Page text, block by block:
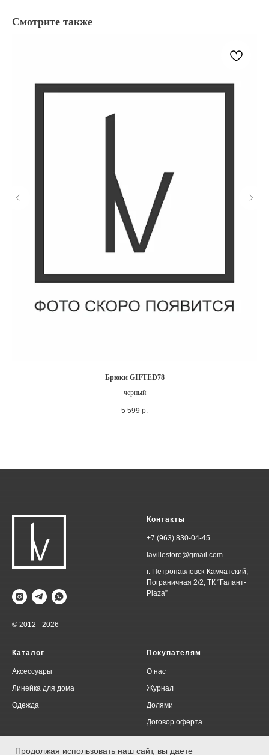
Смотрите также
Брюки GIFTED78
черный
5 599 р.
Продолжая использовать наш сайт, вы даете
© 2012 - 2026
Контакты
+7 (963) 830-04-45
lavillestore@gmail.com
г. Петропавловск-Камчатский,
Пограничная 2/2, ТК “Галант-
Plaza”
Каталог
Аксессуары
Линейка для дома
Одежда
Покупателям
О нас
Журнал
Долями
Договор оферта
Политика конфиденциальности